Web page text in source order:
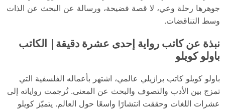
جوهرها رحلة وعي، لا قصة فضيحة، ورسالة عن البحث عن الذات
وسط التناقضات.
نبذة عن كاتب رواية إحدى عشرة دقيقة| الكاتب
باولو كويلو
باولو كويلو كاتب برازيلي عالمي، اشتهر بأعماله الفلسفية التي
تمزج بين الأدب والتصوف والبحث عن المعنى. تُرجمت رواياته إلى
عشرات اللغات وحققت انتشارًا واسعًا حول العالم. يتميّز كويلو